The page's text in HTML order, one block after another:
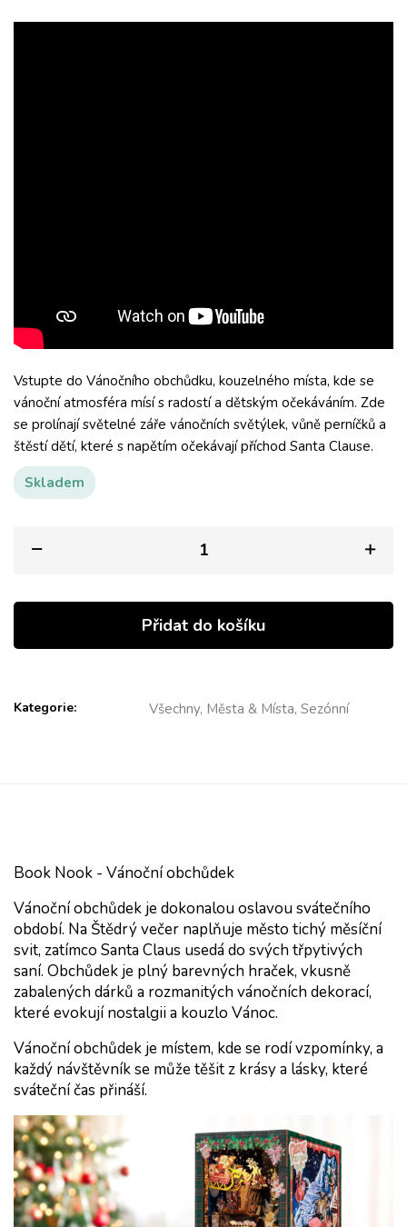
Vstupte do Vánočního obchůdku, kouzelného místa, kde se
vánoční atmosféra mísí s radostí a dětským očekáváním. Zde
se prolínají světelné záře vánočních světýlek, vůně perníčků a
štěstí dětí, které s napětím očekávají příchod Santa Clause.
Skladem
Přidat do košíku
Kategorie: Všechny, Města & Místa, Sezónní
Book Nook - Vánoční obchůdek
Vánoční obchůdek je dokonalou oslavou svátečního
období. Na Štědrý večer naplňuje město tichý měsíční
svit, zatímco Santa Claus usedá do svých třpytivých
saní. Obchůdek je plný barevných hraček, vkusně
zabalených dárků a rozmanitých vánočních dekorací,
které evokují nostalgii a kouzlo Vánoc.
Vánoční obchůdek je místem, kde se rodí vzpomínky, a
každý návštěvník se může těšit z krásy a lásky, které
sváteční čas přináší.